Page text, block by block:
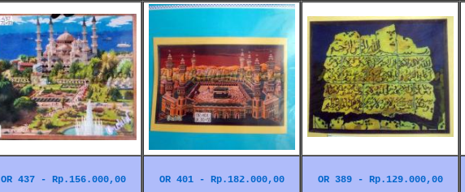
OR 437 - Rp.156.000,00 OR 401 - Rp.182.000,00 OR 389 - Rp.129.000,00